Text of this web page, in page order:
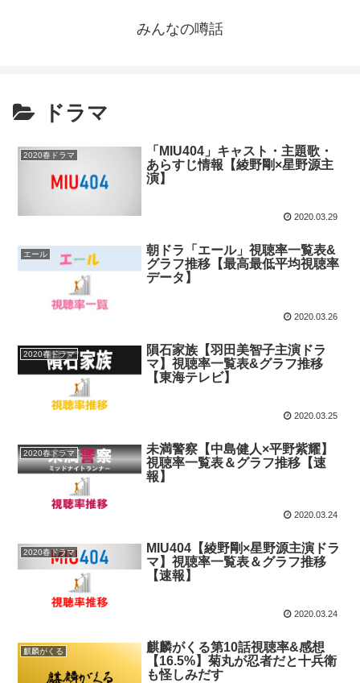
みんなの噂話
ドラマ
2020春ドラマ
「MIU404」キャスト・主題歌・
あらすじ情報【綾野剛×星野源主
演】
2020.03.29
エール
朝ドラ「エール」視聴率一覧表&
グラフ推移【最高最低平均視聴率
データ】
2020.03.26
2020春ドラマ
隕石家族【羽田美智子主演ドラ
マ】視聴率一覧表&グラフ推移
【東海テレビ】
2020.03.25
2020春ドラマ
未満警察【中島健人×平野紫耀】
視聴率一覧表＆グラフ推移【速
報】
2020.03.24
2020春ドラマ
MIU404【綾野剛×星野源主演ドラ
マ】視聴率一覧表＆グラフ推移
【速報】
2020.03.24
麒麟がくる
麒麟がくる第10話視聴率&感想
【16.5%】菊丸が忍者だと十兵衛
も怪しみだす